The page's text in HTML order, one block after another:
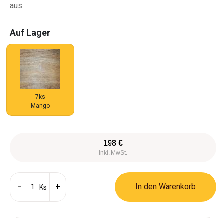
aus.
Auf Lager
7ks
Mango
198 €
inkl. MwSt.
Ks In den Warenkorb